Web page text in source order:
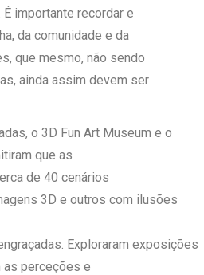
É importante recordar e
da comunidade e da
que mesmo, não sendo
ainda assim devem ser
o 3D Fun Art Museum e o
que as
de 40 cenários
3D e outros com ilusões
Exploraram exposições
as perceções e